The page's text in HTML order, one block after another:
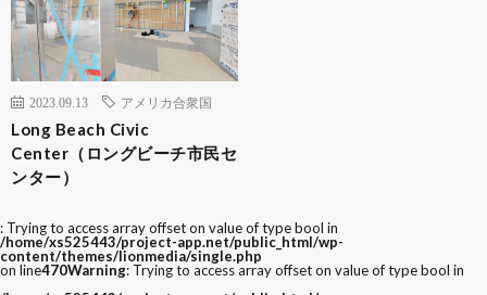
2023.09.13 アメリカ合衆国
Long Beach Civic
Center（ロングビーチ市民セ
ンター）
: Trying to access array offset on value of type bool in
/home/xs525443/project-app.net/public_html/wp-
content/themes/lionmedia/single.php
on line470Warning: Trying to access array offset on value of type bool in